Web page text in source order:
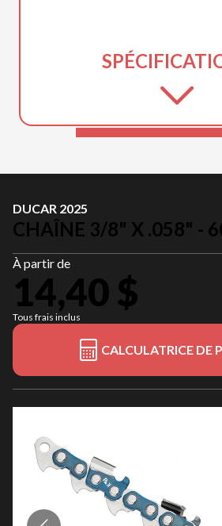
DUCAR 2025
CHAÎNE 3/8" X .058" -
À partir de
14,40 $
Tous frais inclus
CALCULATRICE DE